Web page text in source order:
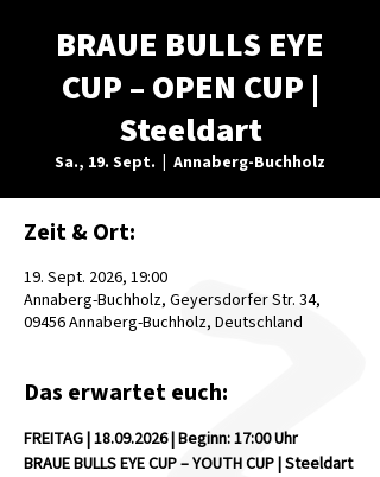
BRAUE BULLS EYE
CUP – OPEN CUP |
Steeldart
Sa., 19. Sept. Annaberg-Buchholz
Zeit & Ort:
19. Sept. 2026, 19:00
Annaberg-Buchholz, Geyersdorfer Str. 34,
09456 Annaberg-Buchholz, Deutschland
Das erwartet euch:
FREITAG | 18.09.2026 | Beginn: 17:00 Uhr
BRAUE BULLS EYE CUP – YOUTH CUP | Steeldart